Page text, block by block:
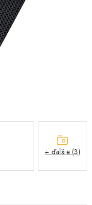
+ ďalšie (3)